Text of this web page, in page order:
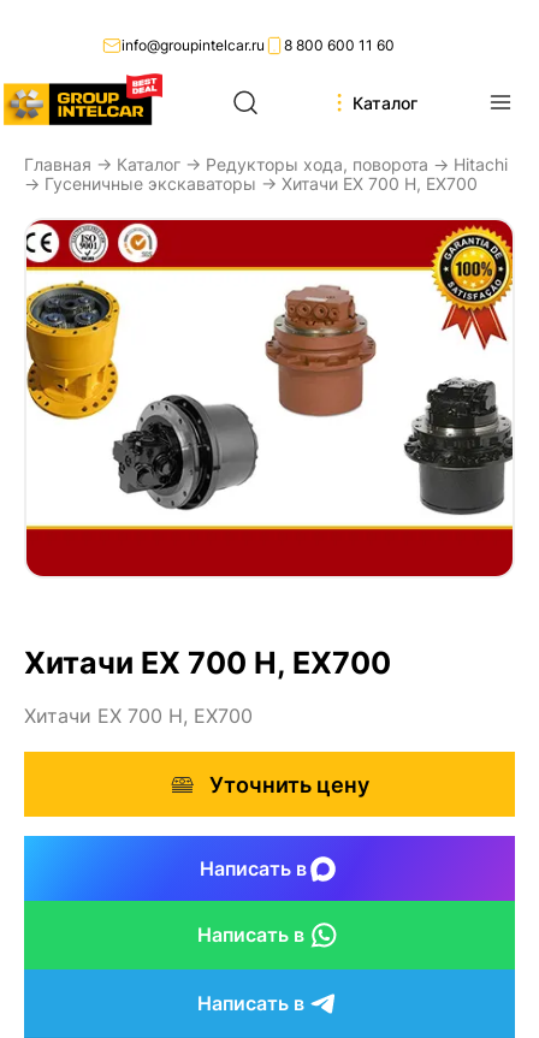
8 800 600 11 60
info@groupintelcar.ru
Каталог
Главная → Каталог → Редукторы хода, поворота → Hitachi
→ Гусеничные экскаваторы → Хитачи ЕХ 700 Н, EX700
Хитачи ЕХ 700 Н, EX700
Хитачи ЕХ 700 Н, EX700
Уточнить цену
Написать в
Написать в
Написать в